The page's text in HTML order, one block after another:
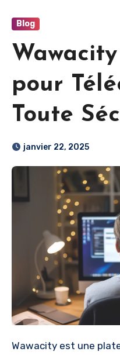
Blog
pour
Toute
janvier 22, 2025
Wawacity est une plateforme populaire pour le